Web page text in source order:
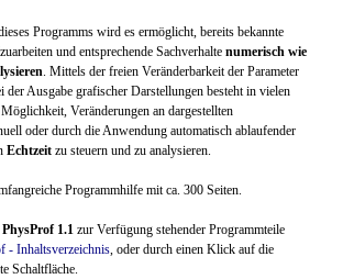
Programms wird es ermöglicht, bereits bekannte
und entsprechende Sachverhalte numerisch wie
. Mittels der freien Veränderbarkeit der Parameter
der Ausgabe grafischer Darstellungen besteht in vielen
Veränderungen an dargestellten
oder durch die Anwendung automatisch ablaufender
Echtzeit zu steuern und zu analysieren.
Programmhilfe mit ca. 300 Seiten.
PhysProf 1.1 zur Verfügung stehender Programmteile
- Inhaltsverzeichnis, oder durch einen Klick auf die
Schaltfläche.